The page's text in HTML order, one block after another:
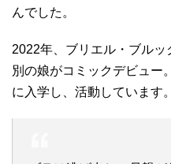
んでした。
2022年、ブリエル・ブルッ
別の娘がコミックデビュー
に入学し、活動しています。